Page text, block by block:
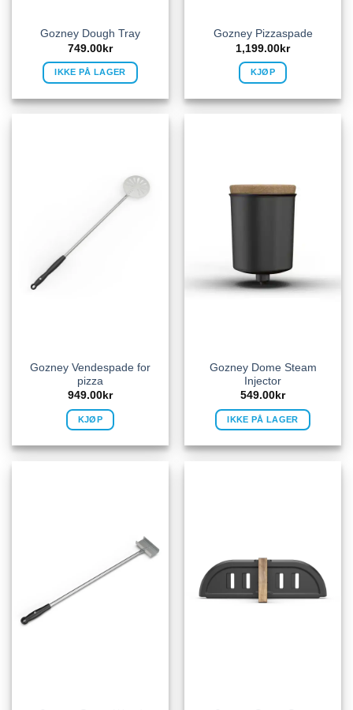
Gozney Dough Tray
749.00kr
IKKE PÅ LAGER
Gozney Pizzaspade
1,199.00kr
KJØP
Gozney Vendespade for
pizza
949.00 kr
KJØP
Gozney Dome Steam
Injector
549.00 kr
IKKE PÅ LAGER